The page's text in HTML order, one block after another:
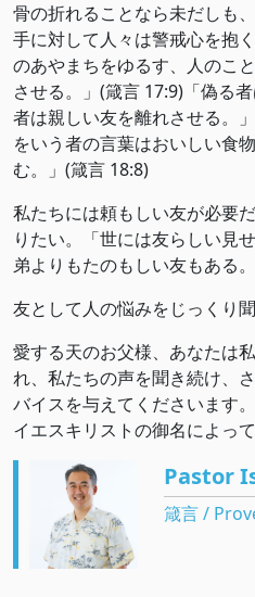
骨の折れることなら未だしも
手に対して人々は警戒心を抱
のあやまちをゆるす、人のこ
させる。」(‭‭箴言‬ ‭17‬:‭9‬)「偽る
者は親しい友を離れさせる。
をいう者の言葉はおいしい食
む。」(‭‭箴言‬ ‭18‬:‭8‬)
私たちには頼もしい友が必要
りたい。「世には友らしい見
弟よりもたのもしい友もある
友として人の悩みをじっくり
愛する天のお父様、あなたは
れ、私たちの声を聞き続け、
バイスを与えてくださいます
イエスキリストの御名によって
Pastor
箴言 /